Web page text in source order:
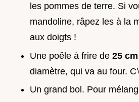
les pommes de terre. Si
mandoline, râpez les à la
aux doigts !
Une poêle à frire de 25 cm
diamètre, qui va au four.
Un grand bol. Pour